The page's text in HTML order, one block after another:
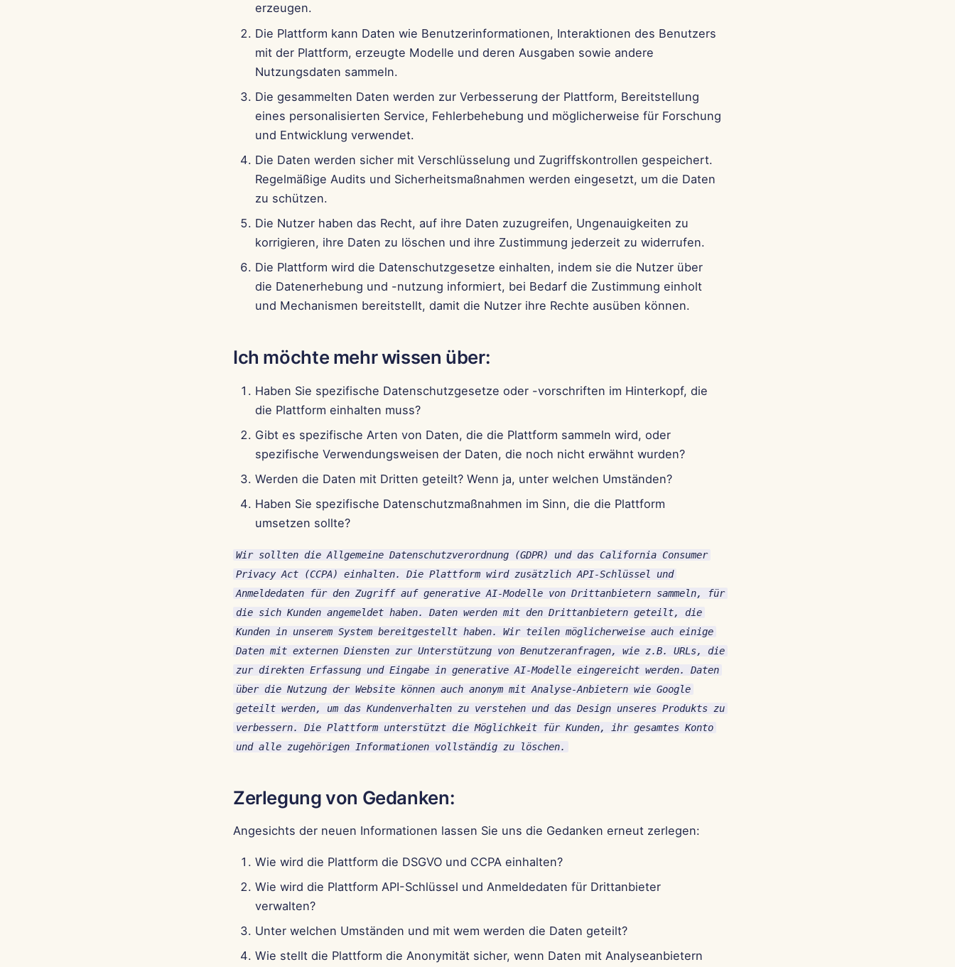
erzeugen.
Die Plattform kann Daten wie Benutzerinformationen, Interaktionen des Benutzers
mit der Plattform, erzeugte Modelle und deren Ausgaben sowie andere
Nutzungsdaten sammeln.
Die gesammelten Daten werden zur Verbesserung der Plattform, Bereitstellung
eines personalisierten Service, Fehlerbehebung und möglicherweise für Forschung
und Entwicklung verwendet.
Die Daten werden sicher mit Verschlüsselung und Zugriffskontrollen gespeichert.
Regelmäßige Audits und Sicherheitsmaßnahmen werden eingesetzt, um die Daten
zu schützen.
Die Nutzer haben das Recht, auf ihre Daten zuzugreifen, Ungenauigkeiten zu
korrigieren, ihre Daten zu löschen und ihre Zustimmung jederzeit zu widerrufen.
Die Plattform wird die Datenschutzgesetze einhalten, indem sie die Nutzer über
die Datenerhebung und -nutzung informiert, bei Bedarf die Zustimmung einholt
und Mechanismen bereitstellt, damit die Nutzer ihre Rechte ausüben können.
Ich möchte mehr wissen über:
Haben Sie spezifische Datenschutzgesetze oder -vorschriften im Hinterkopf, die
die Plattform einhalten muss?
Gibt es spezifische Arten von Daten, die die Plattform sammeln wird, oder
spezifische Verwendungsweisen der Daten, die noch nicht erwähnt wurden?
Werden die Daten mit Dritten geteilt? Wenn ja, unter welchen Umständen?
Haben Sie spezifische Datenschutzmaßnahmen im Sinn, die die Plattform
umsetzen sollte?
Wir sollten die Allgemeine Datenschutzverordnung (GDPR) und das California Consumer
Privacy Act (CCPA) einhalten. Die Plattform wird zusätzlich API-Schlüssel und
Anmeldedaten für den Zugriff auf generative AI-Modelle von Drittanbietern sammeln, für
die sich Kunden angemeldet haben. Daten werden mit den Drittanbietern geteilt, die
Kunden in unserem System bereitgestellt haben. Wir teilen möglicherweise auch einige
Daten mit externen Diensten zur Unterstützung von Benutzeranfragen, wie z.B. URLs, die
zur direkten Erfassung und Eingabe in generative AI-Modelle eingereicht werden. Daten
über die Nutzung der Website können auch anonym mit Analyse-Anbietern wie Google
geteilt werden, um das Kundenverhalten zu verstehen und das Design unseres Produkts zu
verbessern. Die Plattform unterstützt die Möglichkeit für Kunden, ihr gesamtes Konto
und alle zugehörigen Informationen vollständig zu löschen.
Zerlegung von Gedanken:
Angesichts der neuen Informationen lassen Sie uns die Gedanken erneut zerlegen:
Wie wird die Plattform die DSGVO und CCPA einhalten?
Wie wird die Plattform API-Schlüssel und Anmeldedaten für Drittanbieter
verwalten?
Unter welchen Umständen und mit wem werden die Daten geteilt?
Wie stellt die Plattform die Anonymität sicher, wenn Daten mit Analyseanbietern